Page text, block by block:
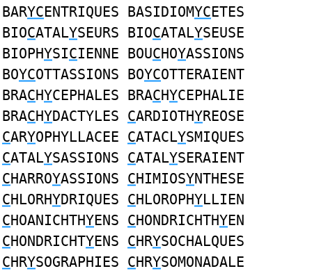
BARYCENTRIQUES BASIDIOMYCETES
BIOCATALYSEURS BIOCATALYSEUSE
BIOPHYSICIENNE BOUCHOYASSIONS
BOYCOTTASSIONS BOYCOTTERAIENT
BRACHYCEPHALES BRACHYCEPHALIE
BRACHYDACTYLES CARDIOTHYREOSE
CARYOPHYLLACEE CATACLYSMIQUES
CATALYSASSIONS CATALYSERAIENT
CHARROYASSIONS CHIMIOSYNTHESE
CHLORHYDRIQUES CHLOROPHYLLIEN
CHOANICHTHYENS CHONDRICHTHYEN
CHONDRICHTYENS CHRYSOCHALQUES
CHRYSOGRAPHIES CHRYSOMONADALE